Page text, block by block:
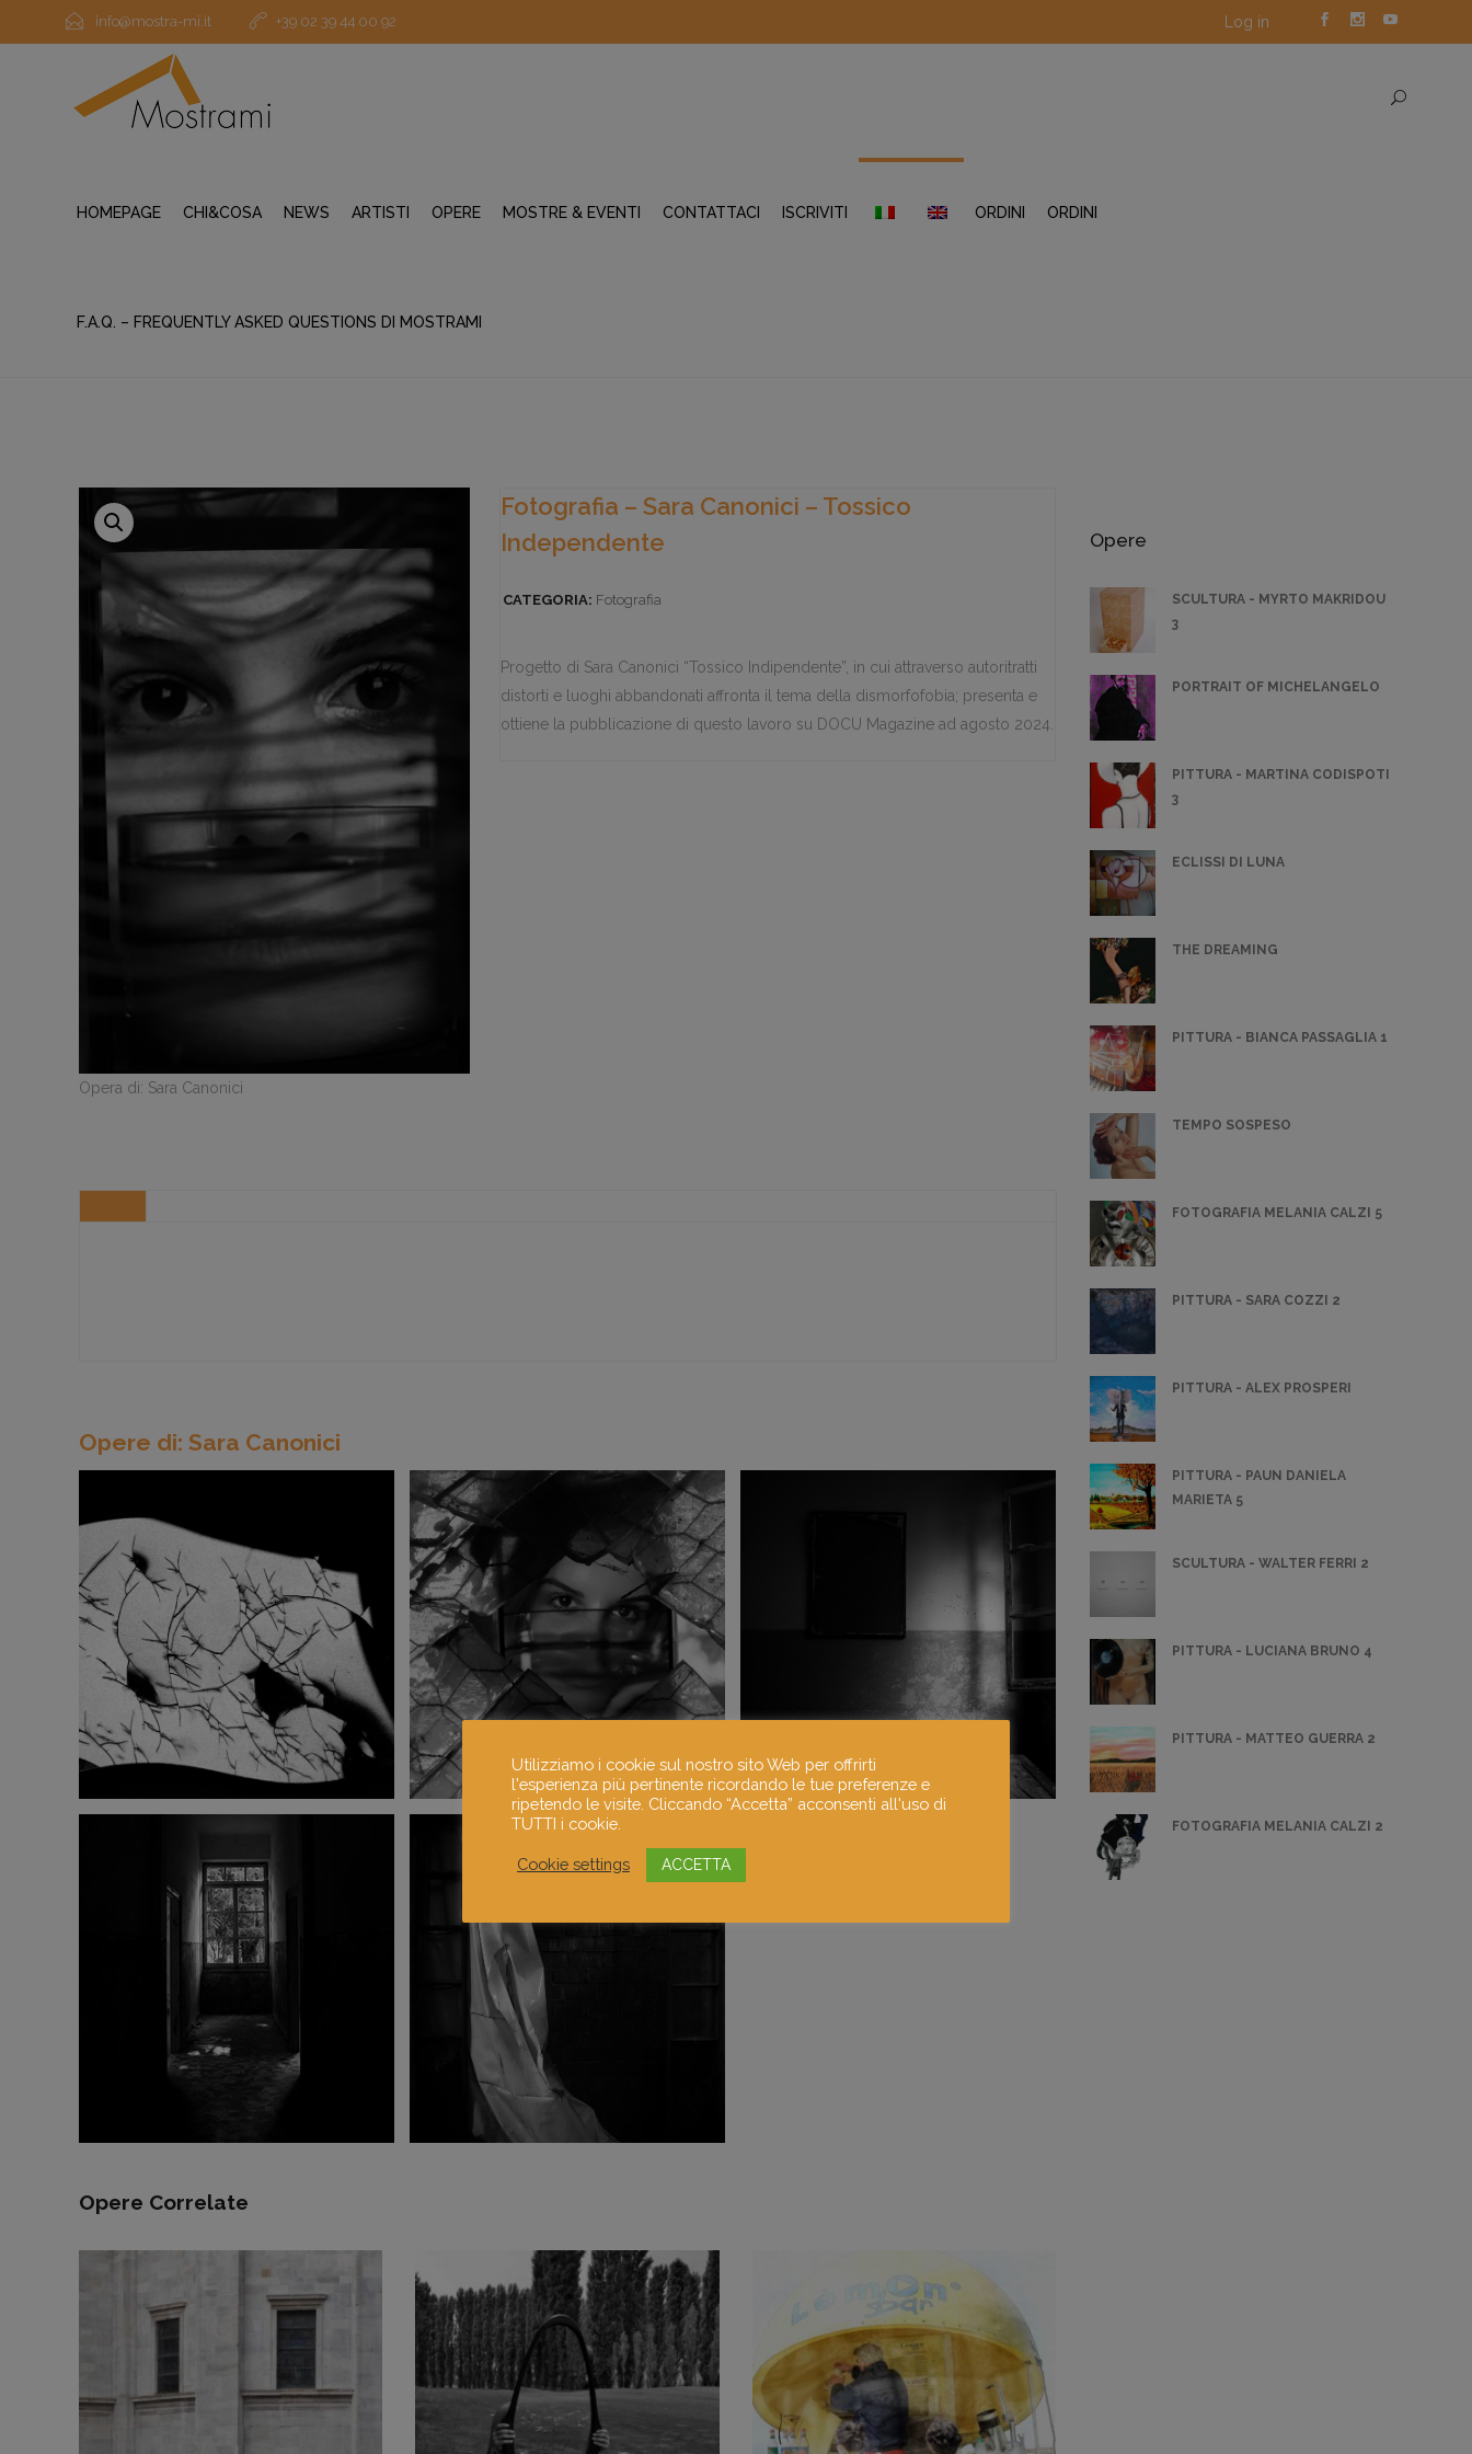
info@mostra-mi.it +39 02 39 44 00 92 Log in
HOMEPAGE CHI&COSA NEWS ARTISTI OPERE MOSTRE & EVENTI CONTATTACI ISCRIVITI ORDINI ORDINI
F.A.Q. – FREQUENTLY ASKED QUESTIONS DI MOSTRAMI
Opera di: Sara Canonici
Fotografia – Sara Canonici – Tossico
Independente
CATEGORIA: Fotografia
Progetto di Sara Canonici “Tossico Indipendente”, in cui attraverso autoritratti
distorti e luoghi abbandonati affronta il tema della dismorfofobia; presenta e
ottiene la pubblicazione di questo lavoro su DOCU Magazine ad agosto 2024.
Opere di: Sara Canonici
Opere Correlate
Opere
SCULTURA - MYRTO MAKRIDOU
3
PORTRAIT OF MICHELANGELO
PITTURA - MARTINA CODISPOTI
3
ECLISSI DI LUNA
THE DREAMING
PITTURA - BIANCA PASSAGLIA 1
TEMPO SOSPESO
FOTOGRAFIA MELANIA CALZI 5
PITTURA - SARA COZZI 2
PITTURA - ALEX PROSPERI
PITTURA - PAUN DANIELA
MARIETA 5
SCULTURA - WALTER FERRI 2
PITTURA - LUCIANA BRUNO 4
PITTURA - MATTEO GUERRA 2
FOTOGRAFIA MELANIA CALZI 2
Utilizziamo i cookie sul nostro sito Web per offrirti
l'esperienza più pertinente ricordando le tue preferenze e
ripetendo le visite. Cliccando “Accetta” acconsenti all'uso di
TUTTI i cookie.
Cookie settings ACCETTA